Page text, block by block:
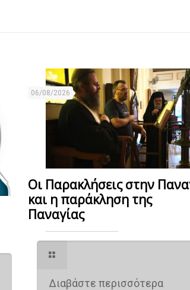
06/08/2026
Οι Παρακλήσεις στην
και η παράκληση της
Παναγίας
Διαβάστε περισσότερα